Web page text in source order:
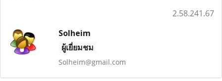
2.58.241.67
Solheim
ผู้เยี่ยมชม
Solheim@gmail.com